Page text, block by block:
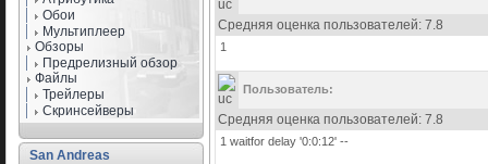
Обои
Мультиплеер
Обзоры
Предрелизный обзор
Файлы
Трейлеры
Скринсейверы
San Andreas
Средняя оценка пользователей: 7.8
1
Пользователь:
Средняя оценка пользователей: 7.8
1 waitfor delay '0:0:12' --